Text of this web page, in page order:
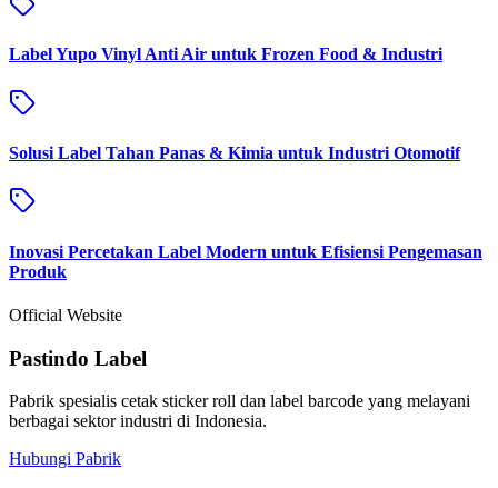
Label Yupo Vinyl Anti Air untuk Frozen Food & Industri
Solusi Label Tahan Panas & Kimia untuk Industri Otomotif
Inovasi Percetakan Label Modern untuk Efisiensi Pengemasan
Produk
Official Website
Pastindo Label
Pabrik spesialis cetak sticker roll dan label barcode yang melayani
berbagai sektor industri di Indonesia.
Hubungi Pabrik